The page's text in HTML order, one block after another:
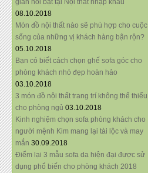
giãn nổi bật tại Nội thất nhập khẩu
08.10.2018
Món đồ nội thất nào sẽ phù hợp cho cuộc
sống của những vị khách hàng bận rộn?
05.10.2018
Bạn có biết cách chọn ghế sofa góc cho
phòng khách nhỏ đẹp hoàn hảo
03.10.2018
3 món đồ nội thất trang trí không thể thiếu
cho phòng ngủ 03.10.2018
Kinh nghiệm chọn sofa phòng khách cho
người mệnh Kim mang lại tài lộc và may
mắn 30.09.2018
Điểm lại 3 mẫu sofa da hiện đại được sử
dụng phổ biến cho phòng khách 2018